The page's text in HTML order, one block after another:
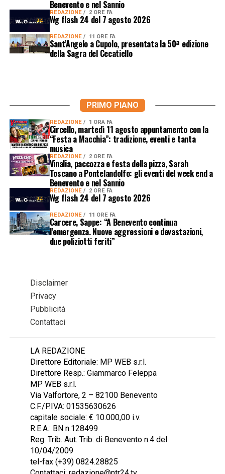
Benevento e nel Sannio
REDAZIONE 2 ORE FA
Wg flash 24 del 7 agosto 2026
REDAZIONE 11 ORE FA
Sant’Angelo a Cupolo, presentata la 50ª edizione
della Sagra del Cecatiello
PRIMO PIANO
REDAZIONE 1 ORA FA
Circello, martedì 11 agosto appuntamento con la
“Festa a Macchia”: tradizione, eventi e tanta
musica
REDAZIONE 2 ORE FA
Vinalia, paccozza e festa della pizza, Sarah
Toscano a Pontelandolfo: gli eventi del week end a
Benevento e nel Sannio
REDAZIONE 2 ORE FA
Wg flash 24 del 7 agosto 2026
REDAZIONE 11 ORE FA
Carcere, Sappe: “A Benevento continua
l’emergenza. Nuove aggressioni e devastazioni,
due poliziotti feriti”
Disclaimer
Privacy
Pubblicità
Contattaci
LA REDAZIONE
Direttore Editoriale: MP WEB s.r.l.
Direttore Resp.: Giammarco Feleppa
MP WEB s.r.l.
Via Valfortore, 2 – 82100 Benevento
C.F./P.IVA: 01535630626
capitale sociale: € 10.000,00 i.v.
R.E.A.: BN n.128499
Reg. Trib. Aut. Trib. di Benevento n.4 del
10/04/2009
tel-fax (+39) 0824.28825